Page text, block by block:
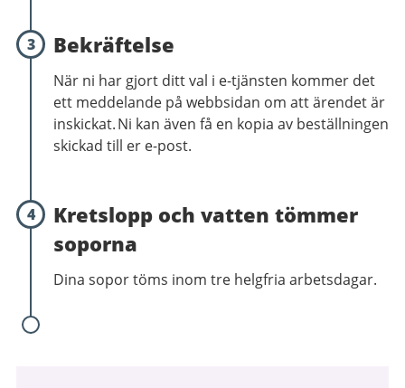
3 Bekräftelse
När ni har gjort ditt val i e-tjänsten kommer det
ett meddelande på webbsidan om att ärendet är
inskickat. Ni kan även få en kopia av beställningen
skickad till er e-post.
4
Kretslopp och vatten tömmer
soporna
Dina sopor töms inom tre helgfria arbetsdagar.